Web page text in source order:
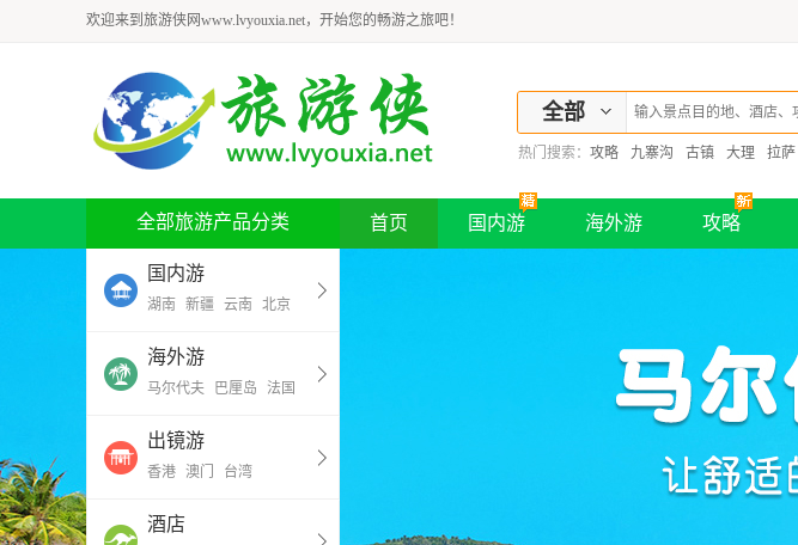
欢迎来到旅游侠网www.lvyouxia.net，开始您的畅游之旅吧！
全部
热门搜索： 攻略 九寨沟 古镇 大理 拉萨
全部旅游产品分类
国内游
湖南 新疆 云南 北京
海外游
马尔代夫 巴厘岛 法国
出镜游
香港 澳门 台湾
酒店
首页 国内游 海外游 攻略